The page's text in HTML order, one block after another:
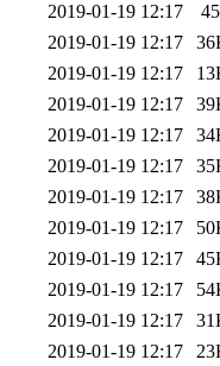
2019-01-19 12:17
2019-01-19 12:17
2019-01-19 12:17
2019-01-19 12:17
2019-01-19 12:17
2019-01-19 12:17
2019-01-19 12:17
2019-01-19 12:17
2019-01-19 12:17
2019-01-19 12:17
2019-01-19 12:17
2019-01-19 12:17